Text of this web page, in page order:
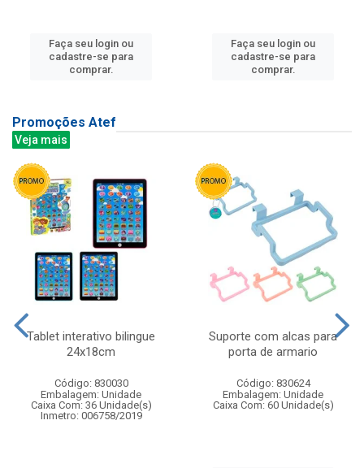
Faça seu login ou
cadastre-se para
comprar.
Faça seu login ou
cadastre-se para
comprar.
Promoções Atef
Veja mais
Tablet interativo bilingue
24x18cm
Código: 830030
Embalagem: Unidade
Caixa Com: 36 Unidade(s)
Inmetro: 006758/2019
Suporte com alcas para
porta de armario
Código: 830624
Embalagem: Unidade
Caixa Com: 60 Unidade(s)